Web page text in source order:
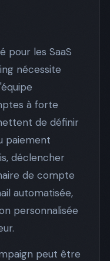
pour les SaaS
nécessite
à forte
de définir
paiement
déclencher
de compte
automatisée,
personnalisée
peut être